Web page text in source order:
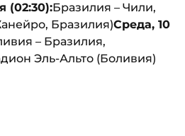
(02:30):Бразилия – Чили,
Бразилия)Среда, 10
– Бразилия,
Эль-Альто (Боливия)